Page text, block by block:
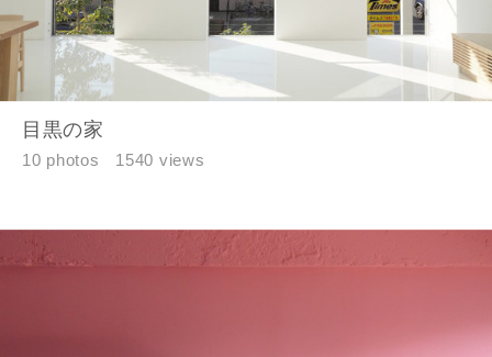
目黒の家
10 photos 1540 views